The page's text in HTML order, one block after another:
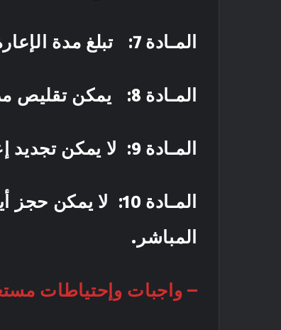
المـادة 7 : تبلغ مدة الإعارة
المـادة 8 : يمكن تقليص
المـادة 9 : لا يمكن تجديد إعارة نفس
المـادة 10
: لا يمكن حجز
المباشر.
– واجبات وإحتياطات